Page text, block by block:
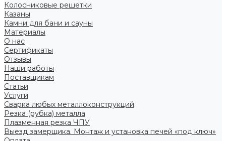
Колосниковые решетки
Казаны
Камни для бани и сауны
Материалы
О нас
Сертификаты
Отзывы
Наши работы
Поставщикам
Статьи
Услуги
Сварка любых металлоконструкций
Резка (рубка) металла
Плазменная резка ЧПУ
Выезд замерщика. Монтаж и установка печей «под ключ»